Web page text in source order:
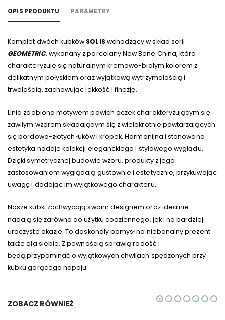
OPIS PRODUKTU PARAMETRY
Komplet dwóch kubków SOLISwchodzący w skład serii
GEOMETRIC, wykonany z porcelany New Bone China, która
charakteryzuje się naturalnym kremowo-białym kolorem z
delikatnym połyskiem oraz wyjątkową wytrzymałością i
trwałością, zachowując lekkość i finezję.
Linia zdobiona motywem pawich oczek charakteryzującym się
zawiłym wzorem składającym się z wielokrotnie powtarzających
się bordowo-złotych łuków i kropek. Harmonijna i stonowana
estetyka nadaje kolekcji eleganckiego i stylowego wyglądu.
Dzięki symetrycznej budowie wzoru, produkty z jego
zastosowaniem wyglądają gustownie i estetycznie, przykuwając
uwagę i dodając im wyjątkowego charakteru.
Nasze kubki zachwycają swoim designem oraz idealnie
nadają się zarówno do użytku codziennego, jak i na bardziej
uroczyste okazje. To doskonały pomysł na niebanalny prezent
także dla siebie. Z pewnością sprawią radość i
będą przypominać o wyjątkowych chwilach spędzonych przy
kubku gorącego napoju.
ZOBACZ RÓWNIEŻ